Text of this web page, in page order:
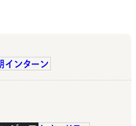
インターン